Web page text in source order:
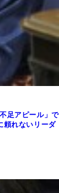
足アピール」で
頼れないリーダ